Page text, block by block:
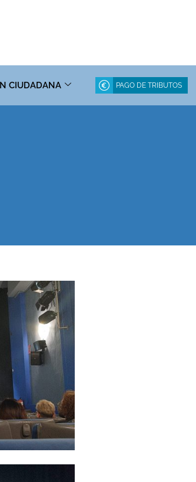
CIUDADANA PAGO DE TRIBUTOS